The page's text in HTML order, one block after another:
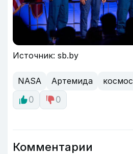
Источник: sb.by
NASA Артемида космос
0
0
Комментарии